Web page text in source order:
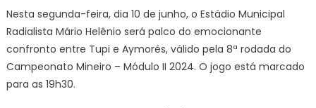
Nesta segunda-feira, dia 10 de junho, o Estádio Municipal
Radialista Mário Helênio será palco do emocionante
confronto entre Tupi e Aymorés, válido pela 8ª rodada do
Campeonato Mineiro – Módulo II 2024. O jogo está marcado
para as 19h30.